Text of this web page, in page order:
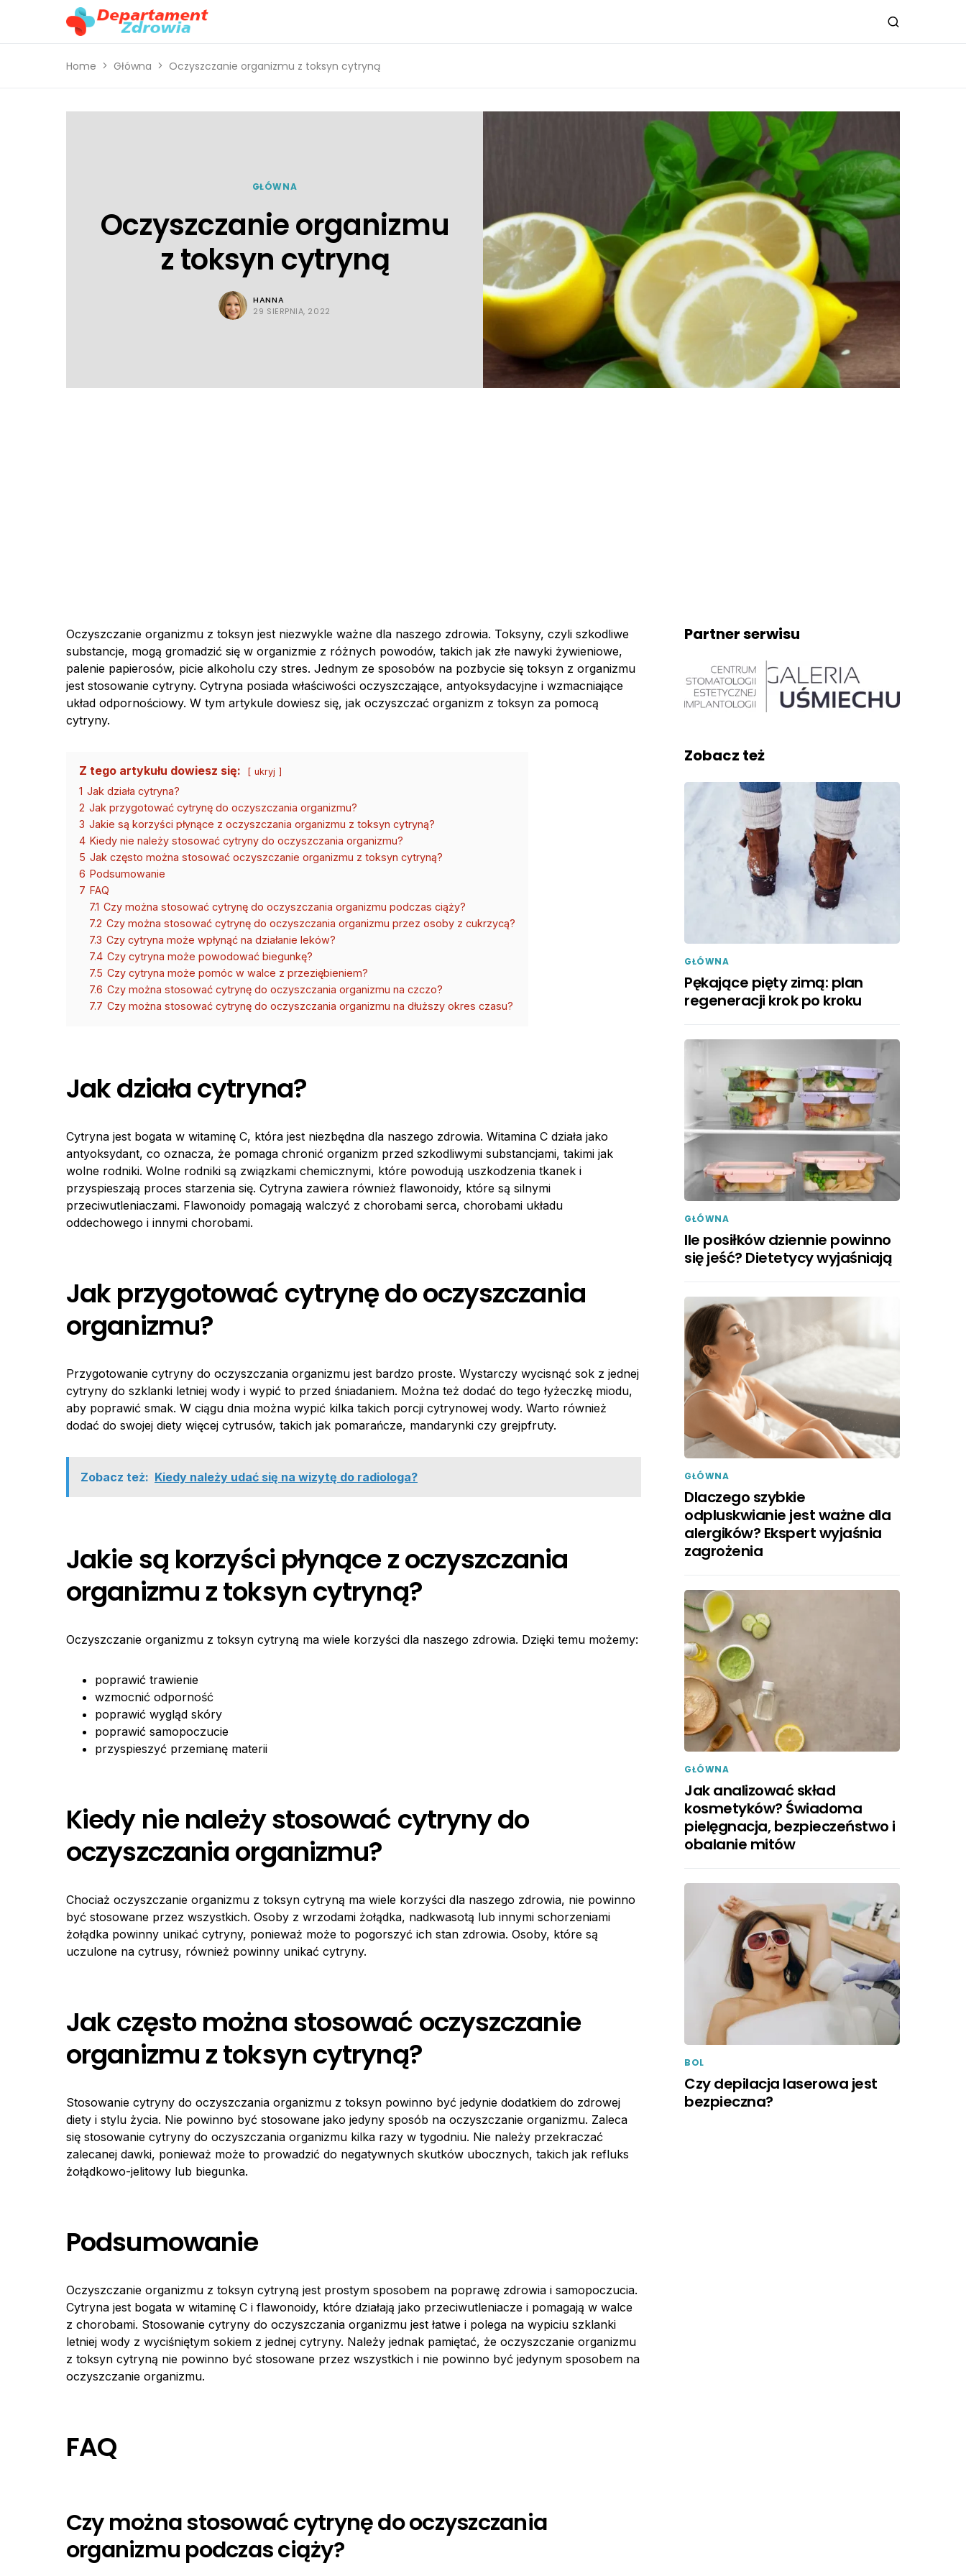
Home Główna Oczyszczanie organizmu z toksyn cytryną
GŁÓWNA
Oczyszczanie organizmu
z toksyn cytryną
HANNA
29 SIERPNIA, 2022
Oczyszczanie organizmu z toksyn jest niezwykle ważne dla naszego zdrowia. Toksyny, czyli szkodliwe
substancje, mogą gromadzić się w organizmie z różnych powodów, takich jak złe nawyki żywieniowe,
palenie papierosów, picie alkoholu czy stres. Jednym ze sposobów na pozbycie się toksyn z organizmu
jest stosowanie cytryny. Cytryna posiada właściwości oczyszczające, antyoksydacyjne i wzmacniające
układ odpornościowy. W tym artykule dowiesz się, jak oczyszczać organizm z toksyn za pomocą
cytryny.
Z tego artykułu dowiesz się: ukryj
1 Jak działa cytryna?
2 Jak przygotować cytrynę do oczyszczania organizmu?
3 Jakie są korzyści płynące z oczyszczania organizmu z toksyn cytryną?
4 Kiedy nie należy stosować cytryny do oczyszczania organizmu?
5 Jak często można stosować oczyszczanie organizmu z toksyn cytryną?
6 Podsumowanie
7 FAQ
7.1 Czy można stosować cytrynę do oczyszczania organizmu podczas ciąży?
7.2 Czy można stosować cytrynę do oczyszczania organizmu przez osoby z cukrzycą?
7.3 Czy cytryna może wpłynąć na działanie leków?
7.4 Czy cytryna może powodować biegunkę?
7.5 Czy cytryna może pomóc w walce z przeziębieniem?
7.6 Czy można stosować cytrynę do oczyszczania organizmu na czczo?
7.7 Czy można stosować cytrynę do oczyszczania organizmu na dłuższy okres czasu?
Jak działa cytryna?
Cytryna jest bogata w witaminę C, która jest niezbędna dla naszego zdrowia. Witamina C działa jako
antyoksydant, co oznacza, że ​​pomaga chronić organizm przed szkodliwymi substancjami, takimi jak
wolne rodniki. Wolne rodniki są związkami chemicznymi, które powodują uszkodzenia tkanek i
przyspieszają proces starzenia się. Cytryna zawiera również flawonoidy, które są silnymi
przeciwutleniaczami. Flawonoidy pomagają walczyć z chorobami serca, chorobami układu
oddechowego i innymi chorobami.
Jak przygotować cytrynę do oczyszczania
organizmu?
Przygotowanie cytryny do oczyszczania organizmu jest bardzo proste. Wystarczy wycisnąć sok z jednej
cytryny do szklanki letniej wody i wypić to przed śniadaniem. Można też dodać do tego łyżeczkę miodu,
aby poprawić smak. W ciągu dnia można wypić kilka takich porcji cytrynowej wody. Warto również
dodać do swojej diety więcej cytrusów, takich jak pomarańcze, mandarynki czy grejpfruty.
Zobacz też: Kiedy należy udać się na wizytę do radiologa?
Jakie są korzyści płynące z oczyszczania
organizmu z toksyn cytryną?
Oczyszczanie organizmu z toksyn cytryną ma wiele korzyści dla naszego zdrowia. Dzięki temu możemy:
poprawić trawienie
wzmocnić odporność
poprawić wygląd skóry
poprawić samopoczucie
przyspieszyć przemianę materii
Kiedy nie należy stosować cytryny do
oczyszczania organizmu?
Chociaż oczyszczanie organizmu z toksyn cytryną ma wiele korzyści dla naszego zdrowia, nie powinno
być stosowane przez wszystkich. Osoby z wrzodami żołądka, nadkwasotą lub innymi schorzeniami
żołądka powinny unikać cytryny, ponieważ może to pogorszyć ich stan zdrowia. Osoby, które są
uczulone na cytrusy, również powinny unikać cytryny.
Jak często można stosować oczyszczanie
organizmu z toksyn cytryną?
Stosowanie cytryny do oczyszczania organizmu z toksyn powinno być jedynie dodatkiem do zdrowej
diety i stylu życia. Nie powinno być stosowane jako jedyny sposób na oczyszczanie organizmu. Zaleca
się stosowanie cytryny do oczyszczania organizmu kilka razy w tygodniu. Nie należy przekraczać
zalecanej dawki, ponieważ może to prowadzić do negatywnych skutków ubocznych, takich jak refluks
żołądkowo-jelitowy lub biegunka.
Podsumowanie
Oczyszczanie organizmu z toksyn cytryną jest prostym sposobem na poprawę zdrowia i samopoczucia.
Cytryna jest bogata w witaminę C i flawonoidy, które działają jako przeciwutleniacze i pomagają w walce
z chorobami. Stosowanie cytryny do oczyszczania organizmu jest łatwe i polega na wypiciu szklanki
letniej wody z wyciśniętym sokiem z jednej cytryny. Należy jednak pamiętać, że oczyszczanie organizmu
z toksyn cytryną nie powinno być stosowane przez wszystkich i nie powinno być jedynym sposobem na
oczyszczanie organizmu.
FAQ
Czy można stosować cytrynę do oczyszczania
organizmu podczas ciąży?
Partner serwisu
Zobacz też
GŁÓWNA
Pękające pięty zimą: plan
regeneracji krok po kroku
GŁÓWNA
Ile posiłków dziennie powinno
się jeść? Dietetycy wyjaśniają
GŁÓWNA
Dlaczego szybkie
odpluskwianie jest ważne dla
alergików? Ekspert wyjaśnia
zagrożenia
GŁÓWNA
Jak analizować skład
kosmetyków? Świadoma
pielęgnacja, bezpieczeństwo i
obalanie mitów
BOL
Czy depilacja laserowa jest
bezpieczna?